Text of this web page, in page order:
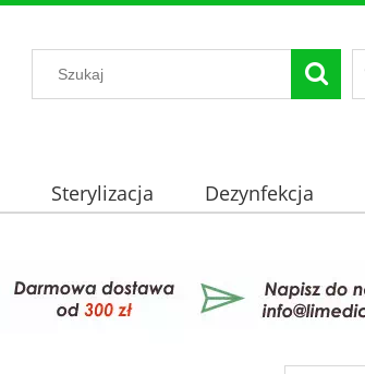
Sterylizacja Dezynfekcja